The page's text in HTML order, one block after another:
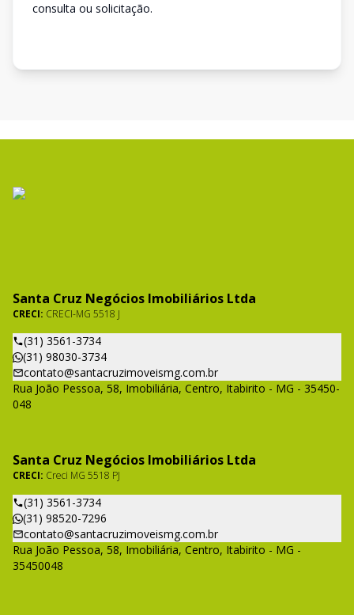
consulta ou solicitação.
Santa Cruz Negócios Imobiliários Ltda
CRECI: CRECI-MG 5518 J
(31) 3561-3734
(31) 98030-3734
contato@santacruzimoveismg.com.br
Rua João Pessoa, 58, Imobiliária, Centro, Itabirito - MG - 35450-
048
Santa Cruz Negócios Imobiliários Ltda
CRECI: Creci MG 5518 PJ
(31) 3561-3734
(31) 98520-7296
contato@santacruzimoveismg.com.br
Rua João Pessoa, 58, Imobiliária, Centro, Itabirito - MG -
35450048